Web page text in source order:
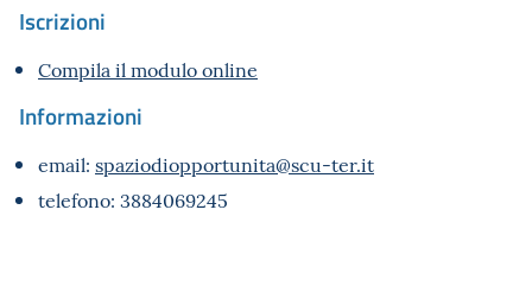
Iscrizioni
Compila il modulo online
Informazioni
email: spaziodiopportunita@scu-ter.it
telefono: 3884069245